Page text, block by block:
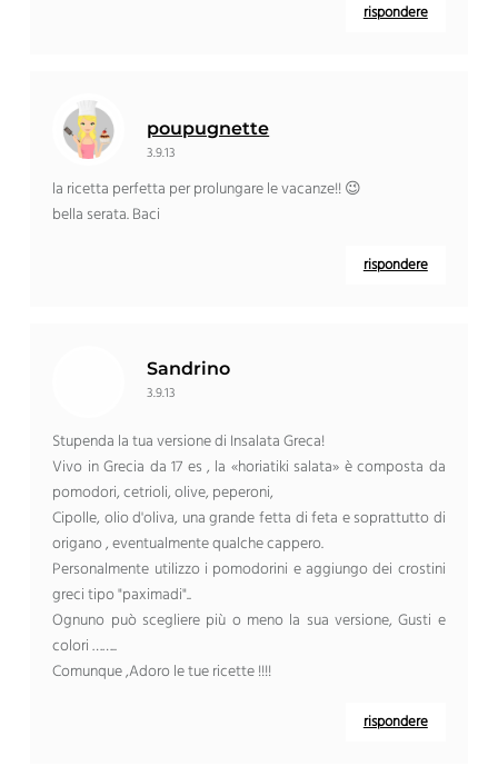
rispondere
poupugnette
3.9.13
la ricetta perfetta per prolungare le vacanze!! 😉
bella serata. Baci
rispondere
Sandrino
3.9.13
Stupenda la tua versione di Insalata Greca!
Vivo in Grecia da 17 es , la «horiatiki salata» è composta da
pomodori, cetrioli, olive, peperoni,
Cipolle, olio d'oliva, una grande fetta di feta e soprattutto di
origano , eventualmente qualche cappero.
Personalmente utilizzo i pomodorini e aggiungo dei crostini
greci tipo "paximadi"..
Ognuno può scegliere più o meno la sua versione, Gusti e
colori ……..
Comunque ,Adoro le tue ricette !!!!
rispondere